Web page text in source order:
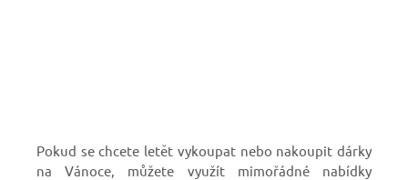
Pokud se chcete letět vykoupat nebo nakoupit dárky
na Vánoce, můžete využít mimořádné nabídky